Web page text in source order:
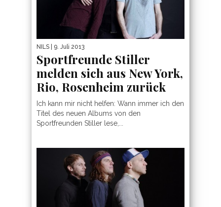
NILS | 9. Juli 2013
Sportfreunde Stiller
melden sich aus New York,
Rio, Rosenheim zurück
Ich kann mir nicht helfen: Wann immer ich den
Titel des neuen Albums von den
Sportfreunden Stiller lese,...